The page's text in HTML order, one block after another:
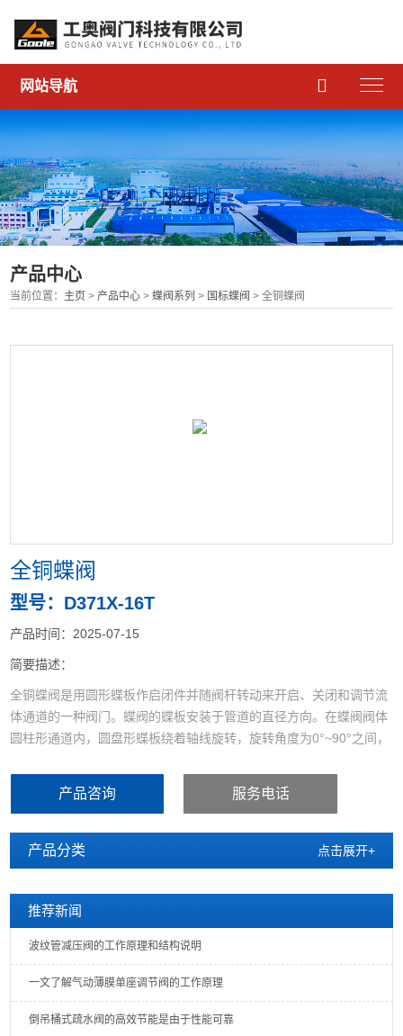
网站导航 
产品中心
当前位置： 主页 > 产品中心 >蝶阀系列 > 国标蝶阀 > 全铜蝶阀
全铜蝶阀
型号：D371X-16T
产品时间：2025-07-15
简要描述：
全铜蝶阀是用圆形蝶板作启闭件并随阀杆转动来开启、关闭和调节流
体通道的一种阀门。蝶阀的蝶板安装于管道的直径方向。在蝶阀阀体
圆柱形通道内，圆盘形蝶板绕着轴线旋转，旋转角度为0°~90°之间，
产品咨询 服务电话
产品分类 点击展开+
推荐新闻
波纹管减压阀的工作原理和结构说明
一文了解气动薄膜单座调节阀的工作原理
倒吊桶式疏水阀的高效节能是由于性能可靠